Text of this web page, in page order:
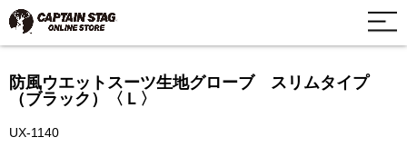
防風ウエットスーツ生地グローブ スリムタイプ
（ブラック）〈Ｌ〉
UX-1140